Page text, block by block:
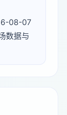
08-07
数据与